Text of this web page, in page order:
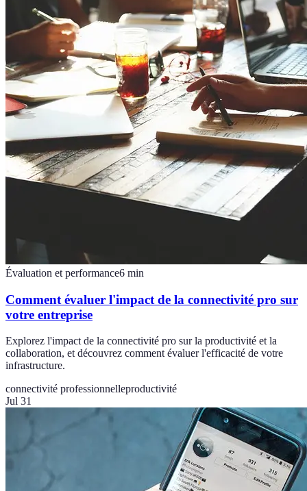
Évaluation et performance6 min
Comment évaluer l'impact de la connectivité pro sur
votre entreprise
Explorez l'impact de la connectivité pro sur la productivité et la
collaboration, et découvrez comment évaluer l'efficacité de votre
infrastructure.
connectivité professionnelleproductivité
Jul 31